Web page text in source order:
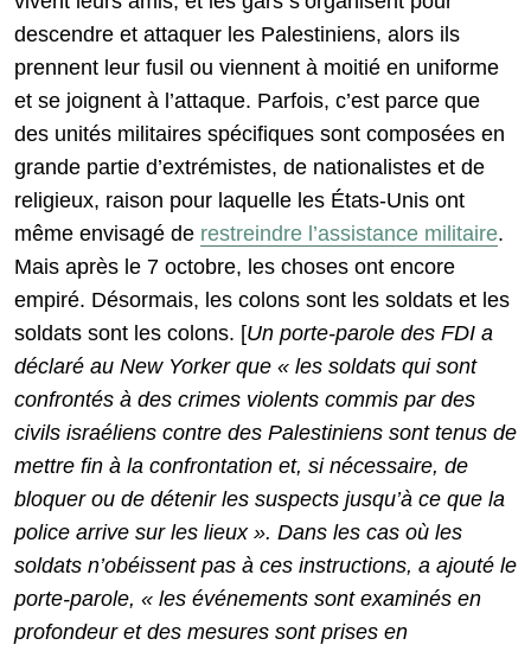
descendre et attaquer les Palestiniens, alors ils
prennent leur fusil ou viennent à moitié en uniforme
et se joignent à l’attaque. Parfois, c’est parce que
des unités militaires spécifiques sont composées en
grande partie d’extrémistes, de nationalistes et de
religieux, raison pour laquelle les États-Unis ont
même envisagé de restreindre l’assistance militaire.
Mais après le 7 octobre, les choses ont encore
empiré. Désormais, les colons sont les soldats et les
soldats sont les colons. [Un porte-parole des FDI a
déclaré au New Yorker que « les soldats qui sont
confrontés à des crimes violents commis par des
civils israéliens contre des Palestiniens sont tenus de
mettre fin à la confrontation et, si nécessaire, de
bloquer ou de détenir les suspects jusqu’à ce que la
police arrive sur les lieux ». Dans les cas où les
soldats n’obéissent pas à ces instructions, a ajouté le
porte-parole, « les événements sont examinés en
profondeur et des mesures sont prises en